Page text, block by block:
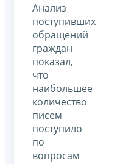
Анализ
поступивших
обращений
граждан
показал,
что
наибольшее
количество
писем
поступило
по
вопросам